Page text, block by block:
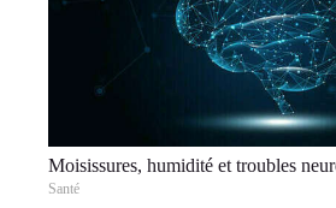
Moisissures, humidité et troubles
Santé